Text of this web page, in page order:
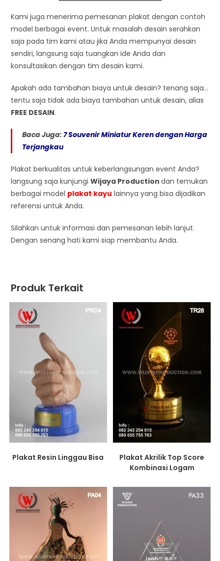
Kami juga menerima pemesanan plakat dengan contoh
model berbagai event. Untuk masalah desain serahkan
saja pada tim kami atau jika Anda mempunyai desain
sendiri, langsung saja tuangkan ide Anda dan
konsultasikan dengan tim desain kami.
Apakah ada tambahan biaya untuk desain? tenang saja…
tentu saja tidak ada biaya tambahan untuk desain, alias
FREE DESAIN.
Baca Juga: 7 Souvenir Miniatur Keren dengan Harga
Terjangkau
Plakat berkualitas untuk keberlangsungan event Anda?
langsung saja kunjungiWijaya Productiondan temukan
berbagai model plakat kayu lainnya yang bisa dijadikan
referensi untuk Anda.
Silahkan untuk informasi dan pemesanan lebih lanjut.
Dengan senang hati kami siap membantu Anda.
Produk Terkait
Plakat Resin Linggau Bisa
Plakat Akrilik Top Score
Kombinasi Logam